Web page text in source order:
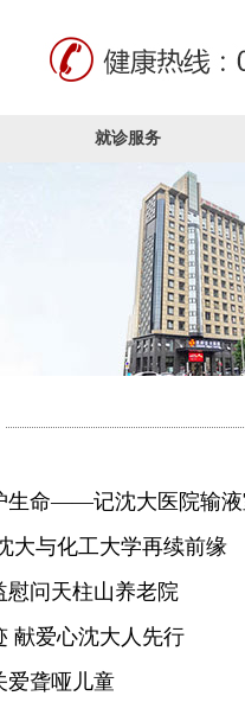
就诊服务
生命——记沈大医院输液
大与化工大学再续前缘
慰问天柱山养老院
献爱心沈大人先行
爱聋哑儿童